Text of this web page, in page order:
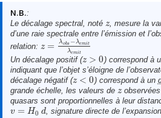
N.B.:
Le décalage spectral, noté z
z, mesure la
d’une raie spectrale entre l’émission et
relation: z = λobs −λemit
λemit
z=λo bs−λemit
Un décalage positif (z > 0
z>0 ) correspond à
indiquant que l’objet s’éloigne de
décalage négatif (z < 0
z<0 ) correspond à un
grande échelle, les valeurs de z
z
quasars sont proportionnelles à leur
v = H0 d
v=H 0d , signature directe de